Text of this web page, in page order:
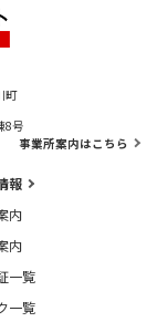
町
8号
事業所案内はこちら
報
内
内
一覧
一覧